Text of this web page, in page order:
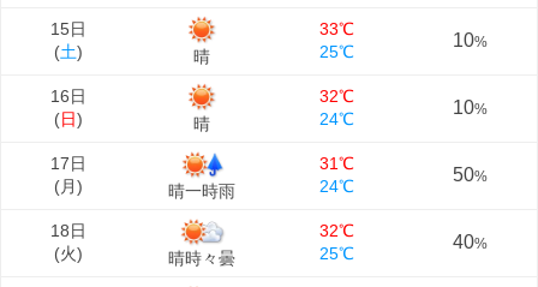
15日
(土) 晴
33℃
25℃
10%
16日
(日) 晴
32℃
24℃
10%
17日
(月) 晴一時雨
31℃
24℃
50%
18日
(火) 晴時々曇
32℃
25℃
40%